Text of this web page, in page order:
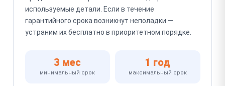
используемые детали. Если в течение
гарантийного срока возникнут неполадки —
устраним их бесплатно в приоритетном порядке.
3 мес
минимальный срок
1 год
максимальный срок